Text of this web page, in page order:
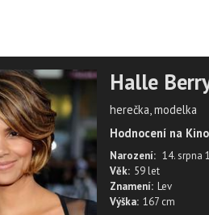
Halle
herečka, modelka
Hodnocení na
Narození: 14. srpna
Věk: 59 let
Znamení: Lev
Výška: 167 cm